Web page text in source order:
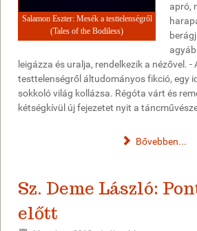
Salamon Eszter: Mesék a testtelenségről
(Tales of the Bodiless)
apró,
leigázza és uralja, rendelkezik a nézővel. -
testtelenségről áltudományos fikció, egy
sokkoló világ kollázsa. Régóta várt és
kétségkívül új fejezetet nyit a
Bővebben...
Sz. Deme László:
előtt